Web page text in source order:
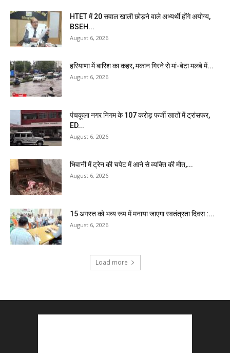
HTET में 20 सवाल खाली छोड़ने वाले अभ्यर्थी होंगे अयोग्य,
BSEH...
August 6, 2026
हरियाणा में बारिश का कहर, मकान गिरने से मां-बेटा मलबे में...
August 6, 2026
पंचकूला नगर निगम के ₹107 करोड़ फर्जी खातों में ट्रांसफर,
ED...
August 6, 2026
भिवानी में ट्रेन की चपेट में आने से व्यक्ति की मौत,...
August 6, 2026
15 अगस्त को भव्य रूप में मनाया जाएगा स्वतंत्रता दिवस :...
August 6, 2026
Load more